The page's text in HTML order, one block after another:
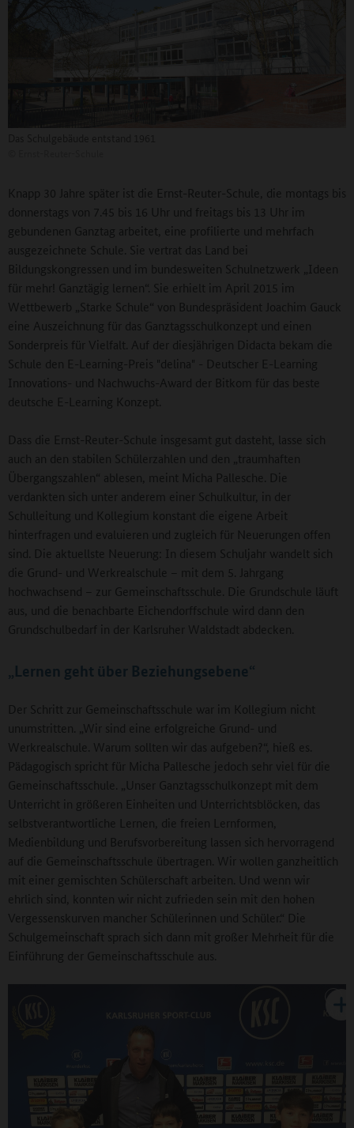
Knapp 30 Jahre später ist die Ernst-Reuter-Schule, die montags bis
donnerstags von 7.45 bis 16 Uhr und freitags bis 13 Uhr im
gebundenen Ganztag arbeitet, eine profilierte und mehrfach
ausgezeichnete Schule. Sie vertrat das Land bei
Bildungskongressen und im bundesweiten Schulnetzwerk „Ideen
für mehr! Ganztägig lernen“. Sie erhielt im April 2015 im
Wettbewerb „Starke Schule“ von Bundespräsident Joachim Gauck
eine Auszeichnung für das Ganztagsschulkonzept und einen
Sonderpreis für Vielfalt. Auf der diesjährigen Didacta bekam die
Schule den E-Learning-Preis "delina" - Deutscher E-Learning
Innovations- und Nachwuchs-Award der Bitkom für das beste
deutsche E-Learning Konzept.
Dass die Ernst-Reuter-Schule insgesamt gut dasteht, lasse sich
auch an den stabilen Schülerzahlen und den „traumhaften
Übergangszahlen“ ablesen, meint Micha Pallesche. Die
verdankten sich unter anderem einer Schulkultur, in der
Schulleitung und Kollegium konstant die eigene Arbeit
hinterfragen und evaluieren und zugleich für Neuerungen offen
sind. Die aktuellste Neuerung: In diesem Schuljahr wandelt sich
die Grund- und Werkrealschule – mit dem 5. Jahrgang
hochwachsend – zur Gemeinschaftsschule. Die Grundschule läuft
aus, und die benachbarte Eichendorffschule wird dann den
Grundschulbedarf in der Karlsruher Waldstadt abdecken.
„Lernen geht über Beziehungsebene“
Der Schritt zur Gemeinschaftsschule war im Kollegium nicht
unumstritten. „Wir sind eine erfolgreiche Grund- und
Werkrealschule. Warum sollten wir das aufgeben?“, hieß es.
Pädagogisch spricht für Micha Pallesche jedoch sehr viel für die
Gemeinschaftsschule. „Unser Ganztagsschulkonzept mit dem
Unterricht in größeren Einheiten und Unterrichtsblöcken, das
selbstverantwortliche Lernen, die freien Lernformen,
Medienbildung und Berufsvorbereitung lassen sich hervorragend
auf die Gemeinschaftsschule übertragen. Wir wollen ganzheitlich
mit einer gemischten Schülerschaft arbeiten. Und wenn wir
ehrlich sind, konnten wir nicht zufrieden sein mit den hohen
Vergessenskurven mancher Schülerinnen und Schüler.“ Die
Schulgemeinschaft sprach sich dann mit großer Mehrheit für die
Einführung der Gemeinschaftsschule aus.